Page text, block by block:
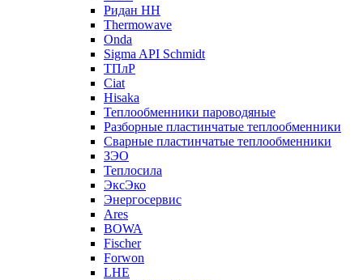
Ридан НН
Thermowave
Onda
Sigma API Schmidt
ТПлР
Ciat
Hisaka
Теплообменники пароводяные
Разборные пластинчатые теплообменники
Сварные пластинчатые теплообменники
ЗЭО
Теплосила
ЭксЭко
Энергосервис
Ares
BOWA
Fischer
Forwon
LHE